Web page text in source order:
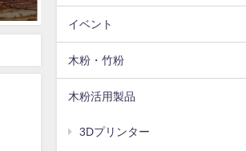
加工の受託について
2023年5月9日
わ
イベント
木粉・竹粉
木粉活用製品
3Dプリンター